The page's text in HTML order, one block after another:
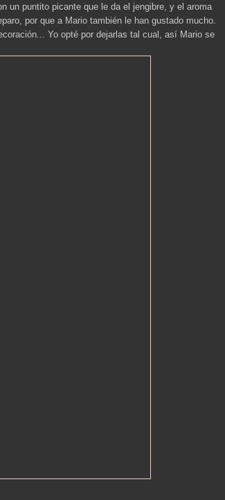
un puntito picante que le da el jengibre, y el aroma
por que a Mario también le han gustado mucho.
Yo opté por dejarlas tal cual, así Mario se